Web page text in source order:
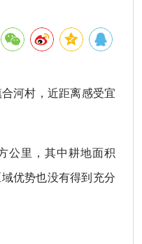
河村，近距离感受宜
公里，其中耕地面积
优势也没有得到充分